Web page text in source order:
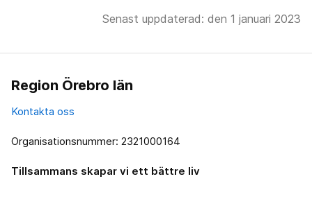
Senast uppdaterad: den 1 januari 2023
Region Örebro län
Kontakta oss
Organisationsnummer: 2321000164
Tillsammans skapar vi ett bättre liv